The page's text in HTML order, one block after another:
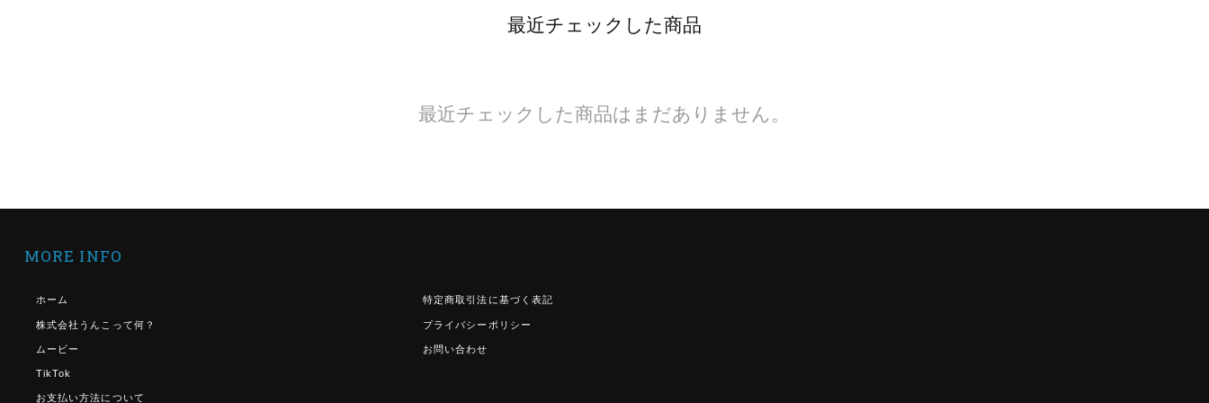
最近チェックした商品
最近チェックした商品はまだありません。
MORE INFO
ホーム
株式会社うんこって何？
ムービー
TikTok
お支払い方法について
特定商取引法に基づく表記
プライバシーポリシー
お問い合わせ